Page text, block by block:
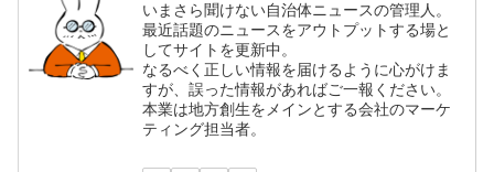
いまさら聞けない自治体ニュースの管理人。
最近話題のニュースをアウトプットする場と
してサイトを更新中。
なるべく正しい情報を届けるように心がけま
すが、誤った情報があればご一報ください。
本業は地方創生をメインとする会社のマーケ
ティング担当者。